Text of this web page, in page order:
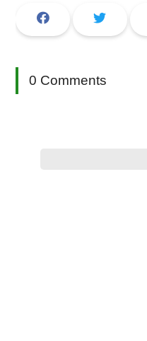
0 Comments